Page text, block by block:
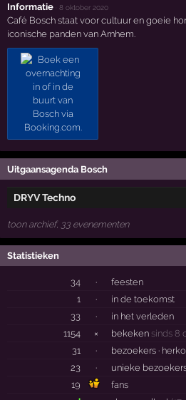
Informatie ·8 oktober 2020
Café Bosch staat voor cultuur en goeie
iconische panden van Arnhem.
Uitgaansagenda Bosch
DRYV Techno
toon archief, 33 evenementen
Statistieken
34 ·
feesten
1
·
in de toekomst
33
·
in het verleden
1154
× bekeken sinds 8
31
· bezoekers ·
23
·
unieke
19
fans